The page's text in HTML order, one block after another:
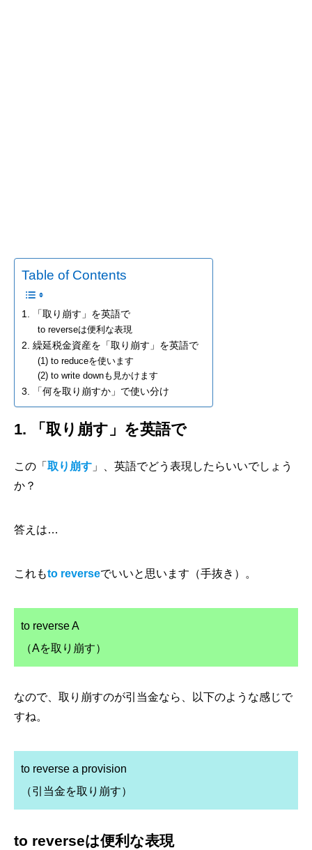
Table of Contents
1. 「取り崩す」を英語で
to reverseは便利な表現
2. 繰延税金資産を「取り崩す」を英語で
(1) to reduceを使います
(2) to write downも見かけます
3. 「何を取り崩すか」で使い分け
1. 「取り崩す」を英語で
この「 取り崩す 」、英語でどう表現したらいいでしょう
か？
答えは…
これもto reverseでいいと思います（手抜き）。
to reverse A
（Aを取り崩す）
なので、取り崩すのが引当金なら、以下のような感じで
すね。
to reverse a provision
（引当金を取り崩す）
to reverseは便利な表現